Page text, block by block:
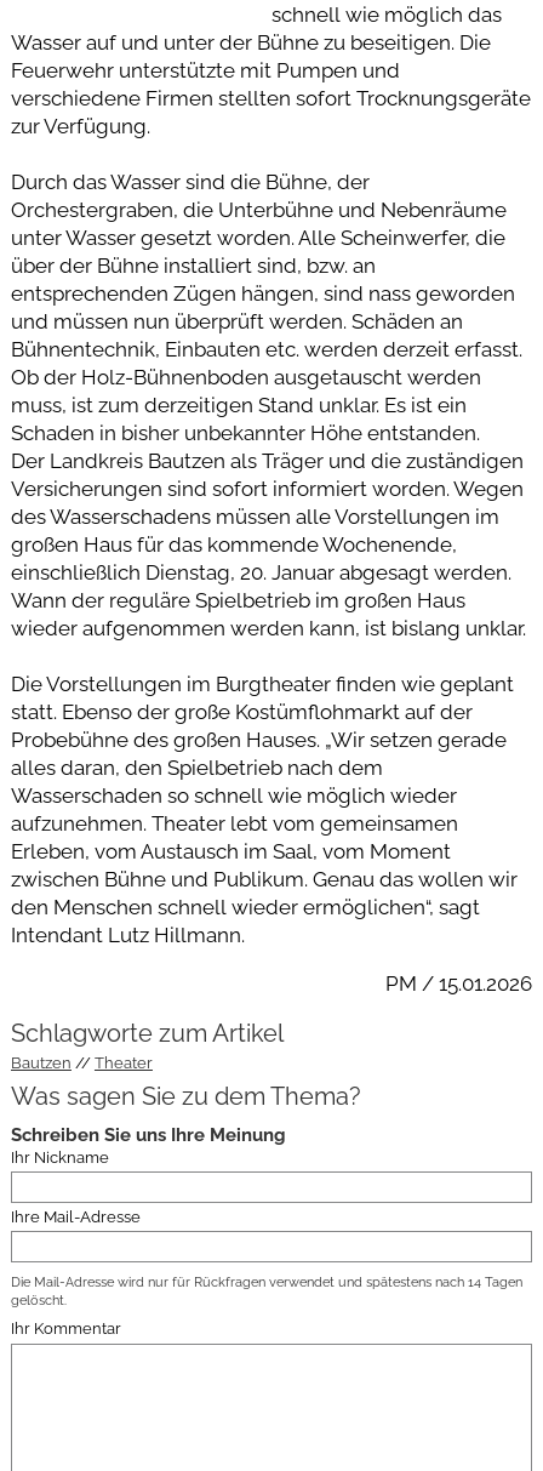
schnell wie möglich das
Wasser auf und unter der Bühne zu beseitigen. Die
Feuerwehr unterstützte mit Pumpen und
verschiedene Firmen stellten sofort Trocknungsgeräte
zur Verfügung.
Durch das Wasser sind die Bühne, der
Orchestergraben, die Unterbühne und Nebenräume
unter Wasser gesetzt worden. Alle Scheinwerfer, die
über der Bühne installiert sind, bzw. an
entsprechenden Zügen hängen, sind nass geworden
und müssen nun überprüft werden. Schäden an
Bühnentechnik, Einbauten etc. werden derzeit erfasst.
Ob der Holz-Bühnenboden ausgetauscht werden
muss, ist zum derzeitigen Stand unklar. Es ist ein
Schaden in bisher unbekannter Höhe entstanden.
Der Landkreis Bautzen als Träger und die zuständigen
Versicherungen sind sofort informiert worden. Wegen
des Wasserschadens müssen alle Vorstellungen im
großen Haus für das kommende Wochenende,
einschließlich Dienstag, 20. Januar abgesagt werden.
Wann der reguläre Spielbetrieb im großen Haus
wieder aufgenommen werden kann, ist bislang unklar.
Die Vorstellungen im Burgtheater finden wie geplant
statt. Ebenso der große Kostümflohmarkt auf der
Probebühne des großen Hauses. „Wir setzen gerade
alles daran, den Spielbetrieb nach dem
Wasserschaden so schnell wie möglich wieder
aufzunehmen. Theater lebt vom gemeinsamen
Erleben, vom Austausch im Saal, vom Moment
zwischen Bühne und Publikum. Genau das wollen wir
den Menschen schnell wieder ermöglichen“, sagt
Intendant Lutz Hillmann.
PM / 15.01.2026
Schlagworte zum Artikel
Bautzen Theater
Was sagen Sie zu dem Thema?
Schreiben Sie uns Ihre Meinung
Ihr Nickname
Ihre Mail-Adresse
Die Mail-Adresse wird nur für Rückfragen verwendet und spätestens nach 14 Tagen
gelöscht.
Ihr Kommentar